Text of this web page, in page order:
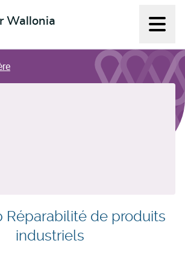
Wallonia
Réparabilité de produits
industriels